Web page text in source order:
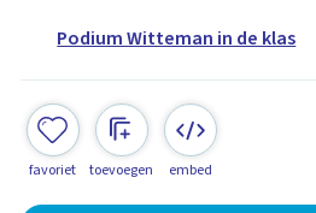
Podium Witteman in de klas
favoriet toevoegen embed